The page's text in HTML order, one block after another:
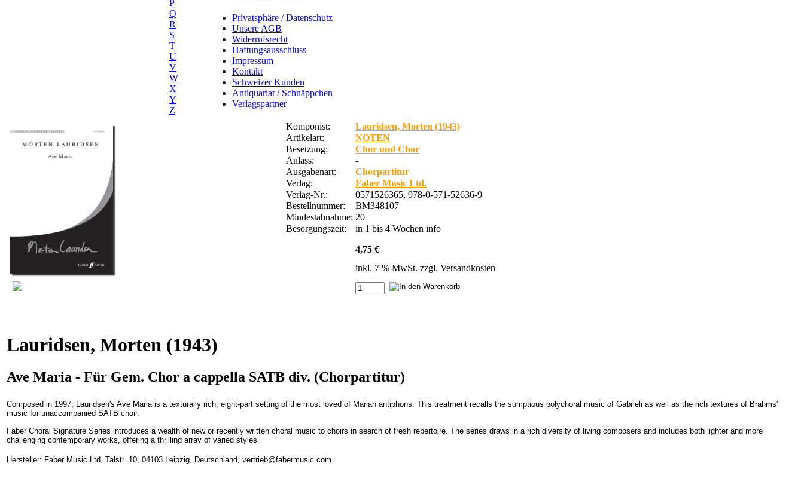
P
Q
R
S
T
U
V
W
X
Y
Z
Privatsphäre / Datenschutz
Unsere AGB
Widerrufsrecht
Haftungsausschluss
Impressum
Kontakt
Schweizer Kunden
Antiquariat / Schnäppchen
Verlagspartner
Komponist:
Lauridsen, Morten (1943)
Artikelart:
NOTEN
Besetzung:
Chor und Chor
Anlass:
-
Ausgabenart:
Chorpartitur
Verlag:
Faber Music Ltd.
Verlag-Nr.:
0571526365, 978-0-571-52636-9
Bestellnummer:
BM348107
Mindestabnahme: 20
Besorgungszeit:
in 1 bis 4 Wochen info
4,75 €
inkl. 7 % MwSt. zzgl. Versandkosten
Lauridsen, Morten (1943)
Ave Maria - Für Gem. Chor a cappella SATB div. (Chorpartitur)
Composed in 1997, Lauridsen's Ave Maria is a texturally rich, eight-part setting of the most loved of Marian antiphons. This treatment recalls the sumptious polychoral music of Gabrieli as well as the rich textures of Brahms'
music for unaccompanied SATB choir.
Faber Choral Signature Series introduces a wealth of new or recently written choral music to choirs in search of fresh repertoire. The series draws in a rich diversity of living composers and includes both lighter and more
challenging contemporary works, offering a thrilling array of varied styles.
Hersteller: Faber Music Ltd, Talstr. 10, 04103 Leipzig, Deutschland, vertrieb@fabermusic.com